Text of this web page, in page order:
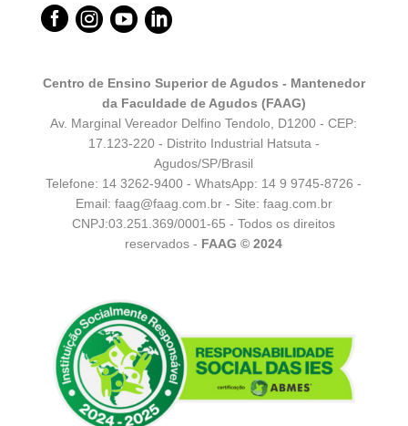
   
Centro de Ensino Superior de Agudos - Mantenedor
da Faculdade de Agudos (FAAG)
Av. Marginal Vereador Delfino Tendolo, D1200 - CEP:
17.123-220 - Distrito Industrial Hatsuta -
Agudos/SP/Brasil
Telefone: 14 3262-9400 - WhatsApp: 14 9 9745-8726-
Email: faag@faag.com.br- Site: faag.com.br
CNPJ:03.251.369/0001-65 - Todos os direitos
reservados - FAAG © 2024